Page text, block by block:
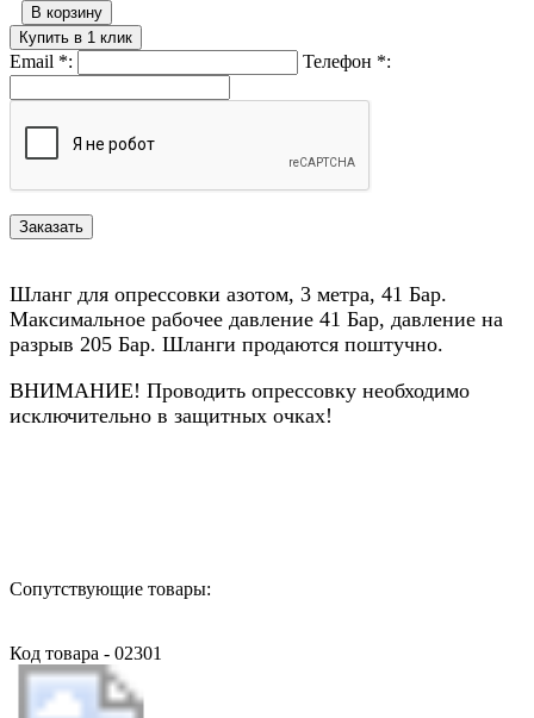
В корзину
Купить в 1 клик
Email *: Телефон *:
Шланг для опрессовки азотом, 3 метра, 41 Бар.
Максимальное рабочее давление 41 Бар, давление на
разрыв 205 Бар. Шланги продаются поштучно.
ВНИМАНИЕ! Проводить опрессовку необходимо
исключительно в защитных очках!
Сопутствующие товары:
Код товара - 02301